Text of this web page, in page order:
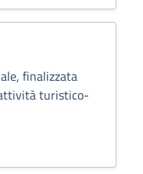
finalizzata
turistico-